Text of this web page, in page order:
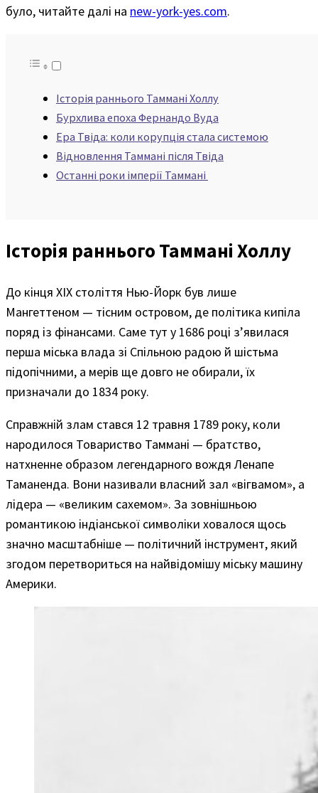
було, читайте далі на new-york-yes.com.
Історія раннього Таммані Холлу
Бурхлива епоха Фернандо Вуда
Ера Твіда: коли корупція стала системою
Відновлення Таммані після Твіда
Останні роки імперії Таммані
Історія раннього Таммані Холлу
До кінця XIX століття Нью-Йорк був лише
Мангеттеном — тісним островом, де політика кипіла
поряд із фінансами. Саме тут у 1686 році з’явилася
перша міська влада зі Спільною радою й шістьма
підопічними, а мерів ще довго не обирали, їх
призначали до 1834 року.
Справжній злам стався 12 травня 1789 року, коли
народилося Товариство Таммані — братство,
натхненне образом легендарного вождя Ленапе
Таманенда. Вони називали власний зал «вігвамом», а
лідера — «великим сахемом». За зовнішньою
романтикою індіанської символіки ховалося щось
значно масштабніше — політичний інструмент, який
згодом перетвориться на найвідомішу міську машину
Америки.